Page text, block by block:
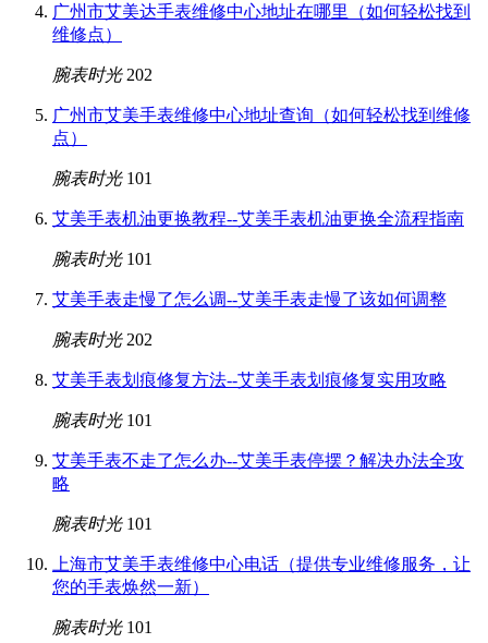
广州市艾美达手表维修中心地址在哪里（如何轻松找到
维修点）
腕表时光 202
广州市艾美手表维修中心地址查询（如何轻松找到维修
点）
腕表时光 101
艾美手表机油更换教程--艾美手表机油更换全流程指南
腕表时光 101
艾美手表走慢了怎么调--艾美手表走慢了该如何调整
腕表时光 202
艾美手表划痕修复方法--艾美手表划痕修复实用攻略
腕表时光 101
艾美手表不走了怎么办--艾美手表停摆？解决办法全攻
略
腕表时光 101
上海市艾美手表维修中心电话（提供专业维修服务，让
您的手表焕然一新）
腕表时光 101